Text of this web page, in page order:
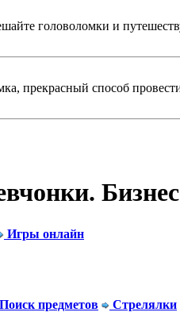
головоломки и
прекрасный способ
Игры онлайн
Поиск предметов
Стрелялки